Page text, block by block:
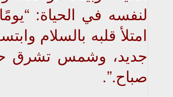
لنفسه في الحياة:
امتلأ قلبه بالسلام
جديد، وشمس تشرق
صباح.”.